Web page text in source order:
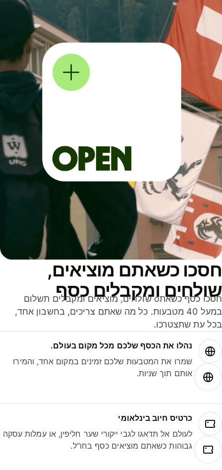
כשאתם מוציאים,
ומקבלים כסף
חסכו כסף כשאתo שולחים, מוציאים ומקבלים תשלום
במעל 40 מטבעות. כל מה שאתם צריכים, בחשבון אחד,
עת שתצטרכו.
נהלו את הכסף שלכם מכל מקום בעולם.
שמרו את המטבעות שלכם זמינים במקום אחד, והמירו
אותם תוך שניות.
כרטיס חיוב בינלאומי
לעולם אל תדאגו לגבי ייקורי שער חליפין, או עמלות עסקה
גבוהות כשאתם מוציאים כסף בחו"ל.